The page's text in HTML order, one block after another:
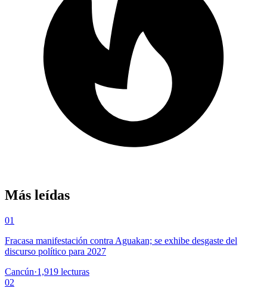
Más leídas
01
Fracasa manifestación contra Aguakan; se exhibe desgaste del
discurso político para 2027
Cancún·1,919 lecturas
02